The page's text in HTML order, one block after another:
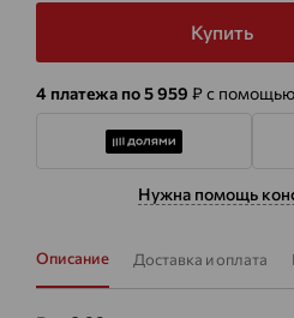
Купить
4 платежа по 5 959 ₽с помощью
Нужна помощь
Описание Доставка и оплата